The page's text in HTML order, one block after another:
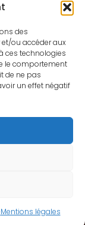
des
ou accéder aux
ces technologies
le comportement
de ne pas
un effet négatif
Mentions légales